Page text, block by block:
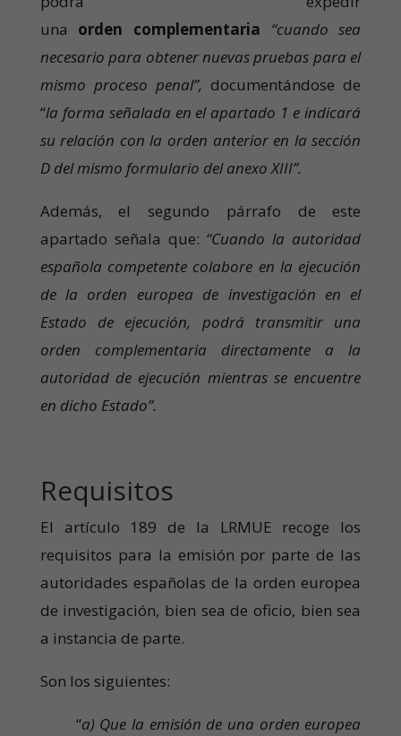
una orden complementaria
“cuando sea
necesario para obtener nuevas pruebas para el
mismo proceso penal”,documentándose de
“la forma señalada en el apartado 1 e indicará
su relación con la orden anterior en la sección
D del mismo formulario del anexo XIII”.
Además, el segundo párrafo de este
apartado señala que: “Cuando la autoridad
española competente colabore en la ejecución
de la orden europea de investigación en el
Estado de ejecución, podrá transmitir una
orden complementaria directamente a la
autoridad de ejecución mientras se encuentre
en dicho Estado”.
Requisitos
El artículo 189 de la LRMUE recoge los
requisitos para la emisión por parte de las
autoridades españolas de la orden europea
de investigación, bien sea de oficio, bien sea
a instancia de parte.
Son los siguientes:
“a) Que la emisión de una orden europea